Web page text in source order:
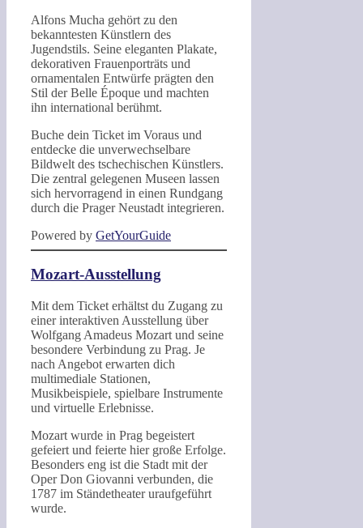
Alfons Mucha gehört zu den
bekanntesten Künstlern des
Jugendstils. Seine eleganten Plakate,
dekorativen Frauenporträts und
ornamentalen Entwürfe prägten den
Stil der Belle Époque und machten
ihn international berühmt.
Buche dein Ticket im Voraus und
entdecke die unverwechselbare
Bildwelt des tschechischen Künstlers.
Die zentral gelegenen Museen lassen
sich hervorragend in einen Rundgang
durch die Prager Neustadt integrieren.
Powered by GetYourGuide
Mozart-Ausstellung
Mit dem Ticket erhältst du Zugang zu
einer interaktiven Ausstellung über
Wolfgang Amadeus Mozart und seine
besondere Verbindung zu Prag. Je
nach Angebot erwarten dich
multimediale Stationen,
Musikbeispiele, spielbare Instrumente
und virtuelle Erlebnisse.
Mozart wurde in Prag begeistert
gefeiert und feierte hier große Erfolge.
Besonders eng ist die Stadt mit der
Oper Don Giovanni verbunden, die
1787 im Ständetheater uraufgeführt
wurde.